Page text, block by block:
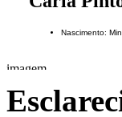
Nascimento: